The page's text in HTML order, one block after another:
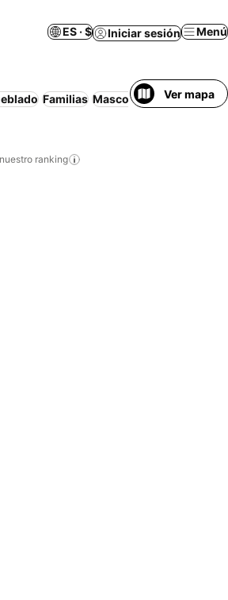
ES · $ Iniciar sesión Menú
Familias Mascotas permitidas
Ver mapa
ranking